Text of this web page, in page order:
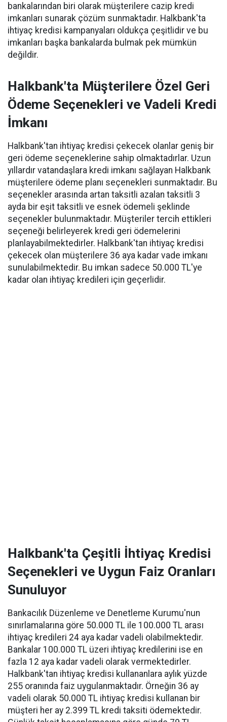
bankalarından biri olarak müşterilere cazip kredi
imkanları sunarak çözüm sunmaktadır. Halkbank'ta
ihtiyaç kredisi kampanyaları oldukça çeşitlidir ve bu
imkanları başka bankalarda bulmak pek mümkün
değildir.
Halkbank'ta Müşterilere Özel Geri
Ödeme Seçenekleri ve Vadeli Kredi
İmkanı
Halkbank'tan ihtiyaç kredisi çekecek olanlar geniş bir
geri ödeme seçeneklerine sahip olmaktadırlar. Uzun
yıllardır vatandaşlara kredi imkanı sağlayan Halkbank
müşterilere ödeme planı seçenekleri sunmaktadır. Bu
seçenekler arasında artan taksitli azalan taksitli 3
ayda bir eşit taksitli ve esnek ödemeli şeklinde
seçenekler bulunmaktadır. Müşteriler tercih ettikleri
seçeneği belirleyerek kredi geri ödemelerini
planlayabilmektedirler. Halkbank'tan ihtiyaç kredisi
çekecek olan müşterilere 36 aya kadar vade imkanı
sunulabilmektedir. Bu imkan sadece 50.000 TL'ye
kadar olan ihtiyaç kredileri için geçerlidir.
Halkbank'ta Çeşitli İhtiyaç Kredisi
Seçenekleri ve Uygun Faiz Oranları
Sunuluyor
Bankacılık Düzenleme ve Denetleme Kurumu'nun
sınırlamalarına göre 50.000 TL ile 100.000 TL arası
ihtiyaç kredileri 24 aya kadar vadeli olabilmektedir.
Bankalar 100.000 TL üzeri ihtiyaç kredilerini ise en
fazla 12 aya kadar vadeli olarak vermektedirler.
Halkbank'tan ihtiyaç kredisi kullananlara aylık yüzde
255 oranında faiz uygulanmaktadır. Örneğin 36 ay
vadeli olarak 50.000 TL ihtiyaç kredisi kullanan bir
müşteri her ay 2.399 TL kredi taksiti ödemektedir.